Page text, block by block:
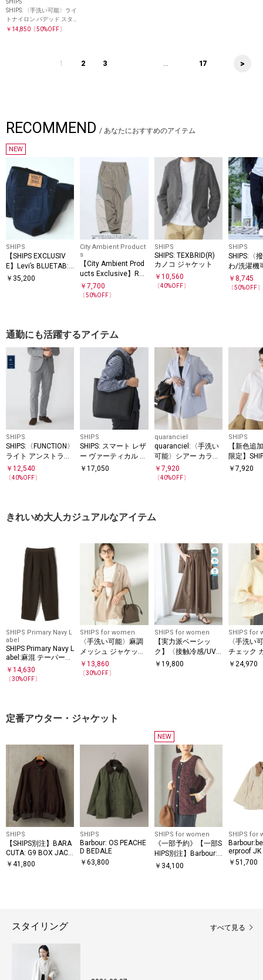
SHIPS
SHIPS: 〈手洗い可能〉ライ
トナイロン パデッド スタン
ド ブルゾン
￥14,850〔50%OFF〕
1 2 3 ... 17 >
RECOMMEND / あなたにおすすめのアイテム
NEW
SHIPS
【SHIPS EXCLUSIV
E】Levi’s BLUETAB:
1980s 501 REGID
￥ 35,200
City Ambient Product
s
【City Ambient Prod
ucts Exclusive】REE
BOK: PEAK PERFOR
MANCE WIND PANTS
￥7,700
〔50%OFF〕
SHIPS
SHIPS: TEXBRID(R)
カノコ ジャケット
￥ 10,560
〔40%OFF〕
SHIPS
SHIPS:〈
わ/洗濯機
AIR(R)ス
ットアッ
￥8,745
〔50%OFF〕
通勤にも活躍するアイテム
SHIPS
SHIPS:〈FUNCTION〉
ライト アンストラク
チャード スラックス
(セットアップ対応)
￥ 12,540
〔40%OFF〕
SHIPS
SHIPS: スマート レザ
ー ヴァーティカル ト
ートバッグ
￥17,050
quaranciel
quaranciel:〈手洗い
可能〉シアー カラミ
テーラード ダブル ジ
ャケット
￥ 7,920
〔40%OFF〕
SHIPS
【新色追
限定】
冷感〉ア
￥7,920
きれいめ大人カジュアルなアイテム
SHIPS Primary Navy L
abel
SHIPS Primary Navy L
abel:麻混 テーパード
パンツ（セットアッ
プ対応）
￥ 14,630
〔30%OFF〕
SHIPS for women
〈手洗い可能〉麻調
メッシュ ジャケット
シャツ
￥13,860
〔30%OFF〕
SHIPS for women
【実力派ベーシッ
ク】〈接触冷感/UV
カット/吸水速乾/洗
￥ 19,800
SHIPS for
〈手洗い
チェック
カラー ジ
￥24,970
定番アウター・ジャケット
SHIPS
【SHIPS別注】BARA
CUTA: G9 BOX JACK
ET LIGHT MOLESKIN
￥ 41,800
SHIPS
Barbour: OS PEACHE
D BEDALE
￥63,800
NEW
SHIPS for women
《一部予約》【一部S
HIPS別注】Barbour:
DULSIE LINER
￥ 34,100
SHIPS for
erproof JK
￥51,700
スタイリング すべて見る